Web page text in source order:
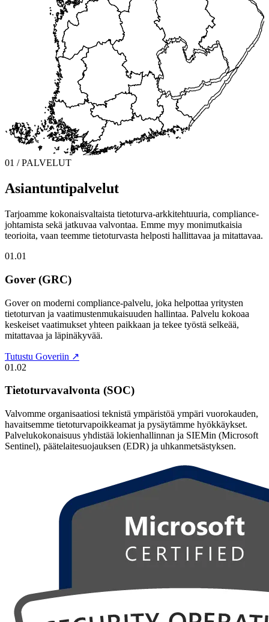
01 / PALVELUT
Asiantuntipalvelut
Tarjoamme kokonaisvaltaista tietoturva-arkkitehtuuria, compliance-
johtamista sekä jatkuvaa valvontaa. Emme myy monimutkaisia
teorioita, vaan teemme tietoturvasta helposti hallittavaa ja mitattavaa.
01.01
Gover (GRC)
Gover on moderni compliance-palvelu, joka helpottaa yritysten
tietoturvan ja vaatimustenmukaisuuden hallintaa. Palvelu kokoaa
keskeiset vaatimukset yhteen paikkaan ja tekee työstä selkeää,
mitattavaa ja läpinäkyvää.
Tutustu Goveriin ↗
01.02
Tietoturvavalvonta (SOC)
Valvomme organisaatiosi teknistä ympäristöä ympäri vuorokauden,
havaitsemme tietoturvapoikkeamat ja pysäytämme hyökkäykset.
Palvelukokonaisuus yhdistää lokienhallinnan ja SIEMin (Microsoft
Sentinel), päätelaitesuojauksen (EDR) ja uhkanmetsästyksen.